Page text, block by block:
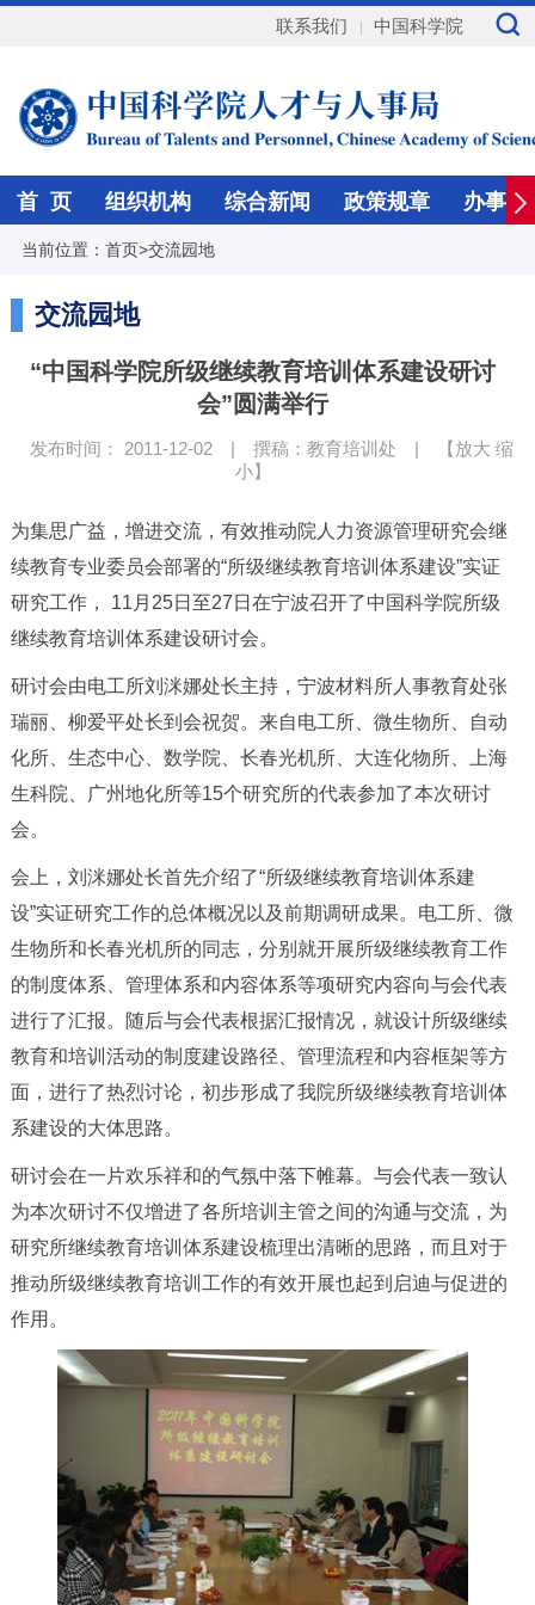
联系我们 中国科学院
首 页 组织机构 综合新闻 政策规章 办事指
当前位置： 首页>交流园地
交流园地
“中国科学院所级继续教育培训体系建设研讨
会”圆满举行
发布时间： 2011-12-02 | 撰稿：教育培训处 | 【放大 缩
小】
为集思广益，增进交流，有效推动院人力资源管理研究会继
续教育专业委员会部署的“所级继续教育培训体系建设”实证
研究工作， 11月25日至27日在宁波召开了中国科学院所级
继续教育培训体系建设研讨会。
研讨会由电工所刘洣娜处长主持，宁波材料所人事教育处张
瑞丽、柳爱平处长到会祝贺。来自电工所、微生物所、自动
化所、生态中心、数学院、长春光机所、大连化物所、上海
生科院、广州地化所等15个研究所的代表参加了本次研讨
会。
会上，刘洣娜处长首先介绍了“所级继续教育培训体系建
设”实证研究工作的总体概况以及前期调研成果。电工所、微
生物所和长春光机所的同志，分别就开展所级继续教育工作
的制度体系、管理体系和内容体系等项研究内容向与会代表
进行了汇报。随后与会代表根据汇报情况，就设计所级继续
教育和培训活动的制度建设路径、管理流程和内容框架等方
面，进行了热烈讨论，初步形成了我院所级继续教育培训体
系建设的大体思路。
研讨会在一片欢乐祥和的气氛中落下帷幕。与会代表一致认
为本次研讨不仅增进了各所培训主管之间的沟通与交流，为
研究所继续教育培训体系建设梳理出清晰的思路，而且对于
推动所级继续教育培训工作的有效开展也起到启迪与促进的
作用。